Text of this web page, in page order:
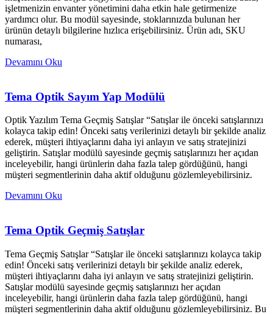
işletmenizin envanter yönetimini daha etkin hale getirmenize
yardımcı olur. Bu modül sayesinde, stoklarınızda bulunan her
ürünün detaylı bilgilerine hızlıca erişebilirsiniz. Ürün adı, SKU
numarası,
Devamını Oku
Tema Optik Sayım Yap Modülü
Optik Yazılım Tema Geçmiş Satışlar “Satışlar ile önceki satışlarınızı
kolayca takip edin! Önceki satış verilerinizi detaylı bir şekilde analiz
ederek, müşteri ihtiyaçlarını daha iyi anlayın ve satış stratejinizi
geliştirin. Satışlar modülü sayesinde geçmiş satışlarınızı her açıdan
inceleyebilir, hangi ürünlerin daha fazla talep gördüğünü, hangi
müşteri segmentlerinin daha aktif olduğunu gözlemleyebilirsiniz.
Devamını Oku
Tema Optik Geçmiş Satışlar
Tema Geçmiş Satışlar “Satışlar ile önceki satışlarınızı kolayca takip
edin! Önceki satış verilerinizi detaylı bir şekilde analiz ederek,
müşteri ihtiyaçlarını daha iyi anlayın ve satış stratejinizi geliştirin.
Satışlar modülü sayesinde geçmiş satışlarınızı her açıdan
inceleyebilir, hangi ürünlerin daha fazla talep gördüğünü, hangi
müşteri segmentlerinin daha aktif olduğunu gözlemleyebilirsiniz. Bu